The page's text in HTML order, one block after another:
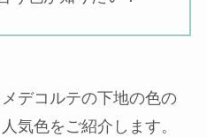
デコルテの下地の色の
気色をご紹介します。